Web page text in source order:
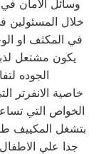
وسائل الامان
خلال المسئولين
في المكثف او
يكون مشتعل
الجوده
خاصية الانفرتر
الخواص التي
بتشغل المكييف
جدا علي